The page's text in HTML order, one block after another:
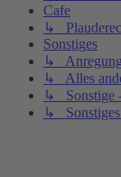
Cafe
↳
Sonstiges
↳
↳ Alles
↳ Sonstige
↳ Sonstiges